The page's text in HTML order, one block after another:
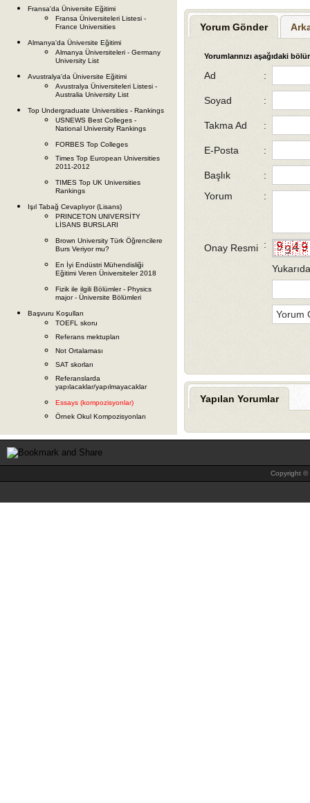
Fransa'da Üniversite Eğitimi
Fransa Üniversiteleri Listesi -
France Universities
Almanya'da Üniversite Eğitimi
Almanya Üniversiteleri - Germany
University List
Avustralya'da Üniversite Eğitimi
Avustralya Üniversiteleri Listesi -
Australia University List
Top Undergraduate Universities - Rankings
USNEWS Best Colleges -
National University Rankings
FORBES Top Colleges
Times Top European Universities
2011-2012
TIMES Top UK Universities
Rankings
Işıl Tabağ Cevaplıyor (Lisans)
PRINCETON UNIVERSİTY
LİSANS BURSLARI
Brown University Türk Öğrencilere
Burs Veriyor mu?
En İyi Endüstri Mühendisliği
Eğitimi Veren Üniversiteler 2018
Fizik ile ilgili Bölümler - Physics
major - Üniversite Bölümleri
Başvuru Koşulları
TOEFL skoru
Referans mektupları
Not Ortalaması
SAT skorları
Referanslarda
yapılacaklar/yapılmayacaklar
Essays (kompozisyonlar)
Örnek Okul Kompozisyonları
Yorum Gönder
Yorumlarınızı aşağıdaki
Ad :
Soyad :
Takma Ad :
E-Posta :
Başlık
:
Yorum
:
Onay Resmi :
Yapılan Yorumlar
Copyright ©